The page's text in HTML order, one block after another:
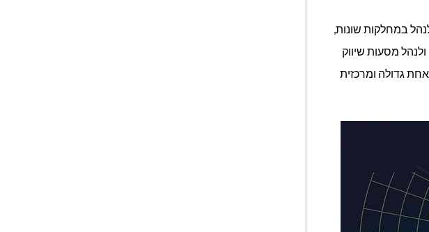
במחלקות שונות,
מסעות שיווק
אחת גדולה ומרכזית